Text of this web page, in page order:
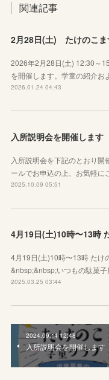
関連記事
2月28日(土) たけのこま
2026年2月28日(土) 12:30～
を開催します。学童の紹介お
2026.01.24 04:43
入所説明会を開催します
入所説明会を下記のとおり開
ールでお申込の上、お気軽に
2025.10.09 05:51
4月19日(土)10時〜13時 たけ
&nbsp;&nbsp;いつもの駄菓
2025.03.25 03:44
2024.09.14 12:48
入所説明会を開催します